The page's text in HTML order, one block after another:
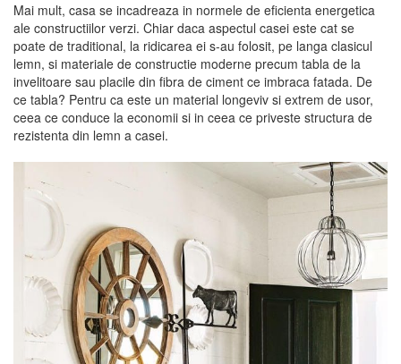
Mai mult, casa se incadreaza in normele de eficienta energetica
ale constructiilor verzi. Chiar daca aspectul casei este cat se
poate de traditional, la ridicarea ei s-au folosit, pe langa clasicul
lemn, si materiale de constructie moderne precum tabla de la
invelitoare sau placile din fibra de ciment ce imbraca fatada. De
ce tabla? Pentru ca este un material longeviv si extrem de usor,
ceea ce conduce la economii si in ceea ce priveste structura de
rezistenta din lemn a casei.